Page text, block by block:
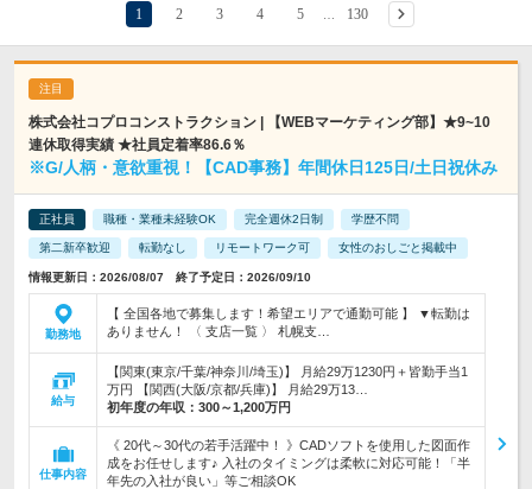
1 2 3 4 5 130
株式会社コプロコンストラクション | 【WEBマーケティング部】★9~10
連休取得実績 ★社員定着率86.6％
※G/人柄・意欲重視！【CAD事務】年間休日125日/土日祝休み
正社員 職種・業種未経験OK 完全週休2日制 学歴不問
第二新卒歓迎 転勤なし リモートワーク可 女性のおしごと掲載中
情報更新日：2026/08/07 終了予定日：2026/09/10
勤務地
【 全国各地で募集します！希望エリアで通勤可能 】 ▼転勤は
ありません！ 〈 支店一覧 〉 札幌支…
給与
【関東(東京/千葉/神奈川/埼玉)】 月給29万1230円＋皆勤手当1
万円 【関西(大阪/京都/兵庫)】 月給29万13…
初年度の年収： 300～1,200万円
仕事内容
《 20代～30代の若手活躍中！ 》CADソフトを使用した図面作
成をお任せします♪ 入社のタイミングは柔軟に対応可能！「半
年先の入社が良い」等ご相談OK